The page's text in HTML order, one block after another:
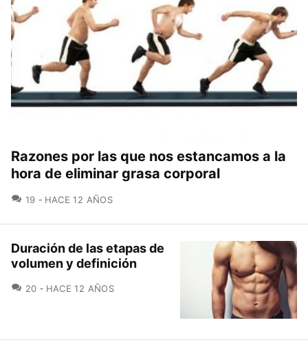
Razones por las que nos estancamos a la
hora de eliminar grasa corporal
19 COMENTARIOS
HACE 12 AÑOS
Duración de las etapas de
volumen y definición
20 COMENTARIOS
HACE 12 AÑOS